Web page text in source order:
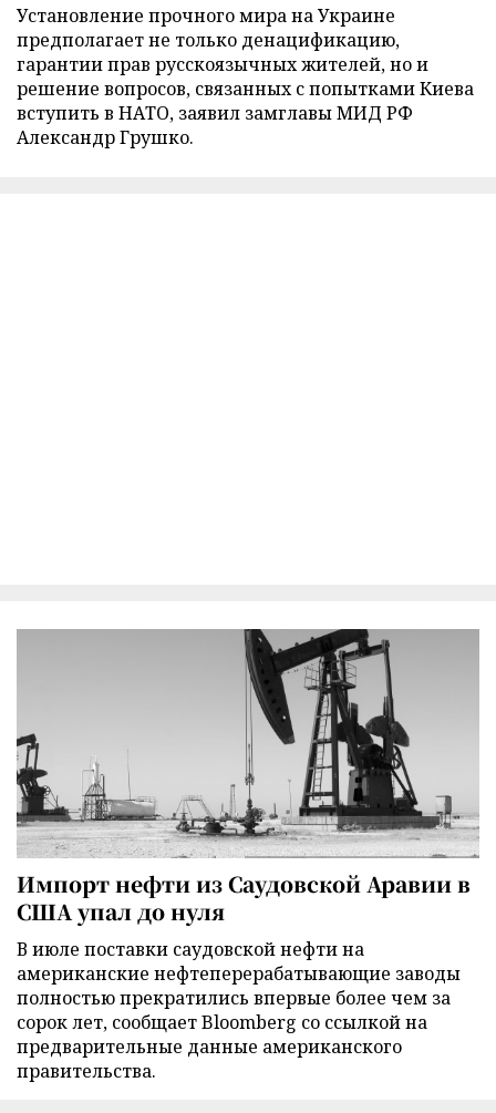
Установление прочного мира на Украине
предполагает не только денацификацию,
гарантии прав русскоязычных жителей, но и
решение вопросов, связанных с попытками Киева
вступить в НАТО, заявил замглавы МИД РФ
Александр Грушко.
Импорт нефти из Саудовской Аравии в
США упал до нуля
В июле поставки саудовской нефти на
американские нефтеперерабатывающие заводы
полностью прекратились впервые более чем за
сорок лет, сообщает Bloomberg со ссылкой на
предварительные данные американского
правительства.